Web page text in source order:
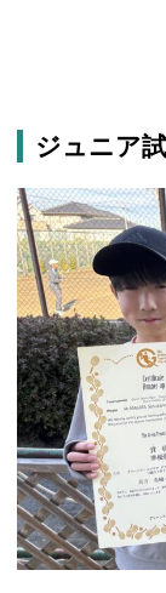
ジュニア